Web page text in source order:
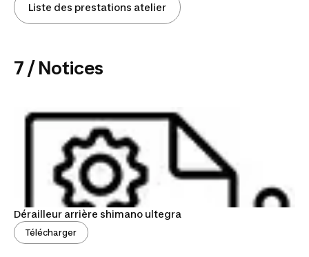
Liste des prestations atelier
7 / Notices
Dérailleur arrière shimano ultegra
Télécharger